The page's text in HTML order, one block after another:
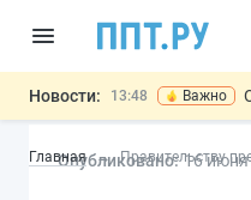
Новости: 13:48 Важно
11:23
Главная Правительству
Опубликовано: 16 июня